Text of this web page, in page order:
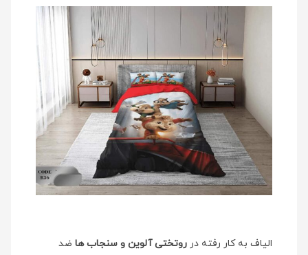
الیاف به کار رفته در روتختی آلوین و سنجاب ها ضد